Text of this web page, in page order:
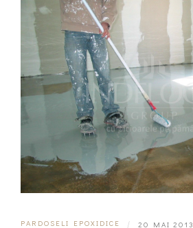
PARDOSELI EPOXIDICE | 20 MAI 2013